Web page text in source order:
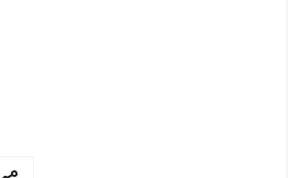
нормам, позволяет
учет одного или
Программа подходит
и предпринимателям,